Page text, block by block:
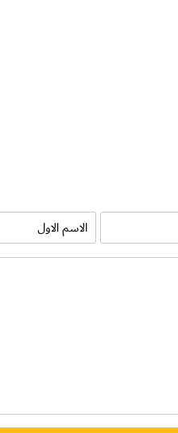
الحياة المستدامة..